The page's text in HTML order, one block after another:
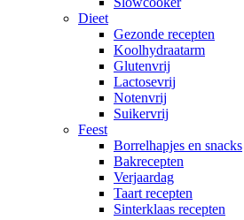
Dieet
Gezonde recepten
Koolhydraatarm
Glutenvrij
Lactosevrij
Notenvrij
Suikervrij
Feest
Borrelhapjes en snacks
Bakrecepten
Verjaardag
Taart recepten
Sinterklaas recepten